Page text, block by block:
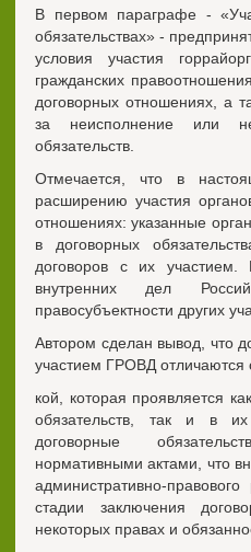
В первом параграфе -
обязательствах» -
условия участия
гражданских
договорных отношениях, а
за неисполнение или
обязательств.
Отмечается, что в
расширению участия
отношениях: указанные
в договорных
договоров с их участием.
внутренних дел
правосубъектности других
Автором сделан вывод, что
участием ГРОВД
кой, которая проявляется
обязательств, так и в
договорные
нормативными актами, что
административно-
стадии заключения
некоторых правах и